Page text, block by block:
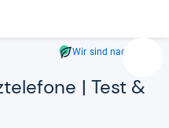
Geben
Wir sind nachhaltig
| Test &